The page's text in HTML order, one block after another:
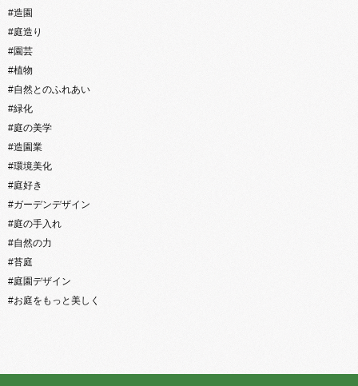
#造園
#庭造り
#園芸
#植物
#自然とのふれあい
#緑化
#庭の美学
#造園業
#環境美化
#庭好き
#ガーデンデザイン
#庭の手入れ
#自然の力
#苔庭
#庭園デザイン
#お庭をもっと美しく